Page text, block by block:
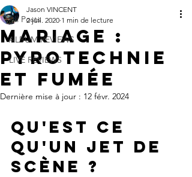
All Posts
ALBUM REVIEWS
LIVE REVIEWS
Mariage :
pyrotechnie
et fumée
Jason VINCENT
2 juil. 2020 1 min de lecture
Dernière mise à jour : 12 févr. 2024
Qu'est ce
qu'un jet de
scène ?